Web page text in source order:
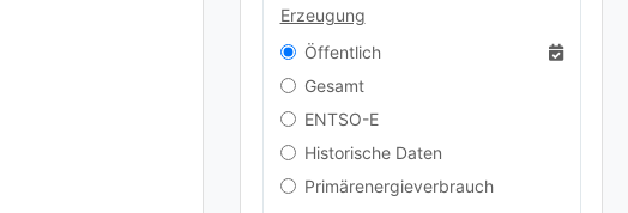
Erzeugung
Öffentlich
Gesamt
ENTSO-E
Historische Daten
Primärenergieverbrauch